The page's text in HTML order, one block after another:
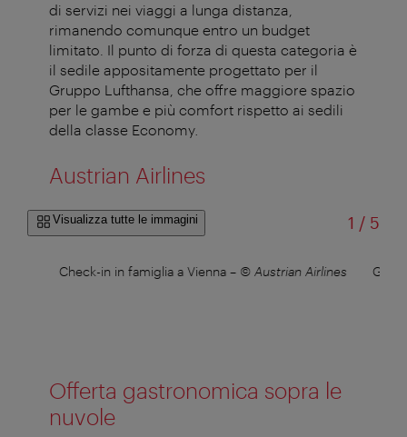
di servizi nei viaggi a lunga distanza,
rimanendo comunque entro un budget
limitato. Il punto di forza di questa categoria è
il sedile appositamente progettato per il
Gruppo Lufthansa, che offre maggiore spazio
per le gambe e più comfort rispetto ai sedili
della classe Economy
Austrian Airlines
Visualizza tutte le immagini 1 /di
5
Check-in in famiglia a Vienna – © Austrian Airlines
Offerta gastronomica sopra le
nuvole